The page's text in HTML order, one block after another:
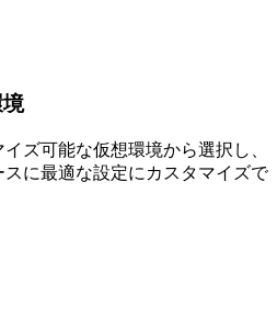
ズ可能な仮想環境から選択し、
に最適な設定にカスタマイズで